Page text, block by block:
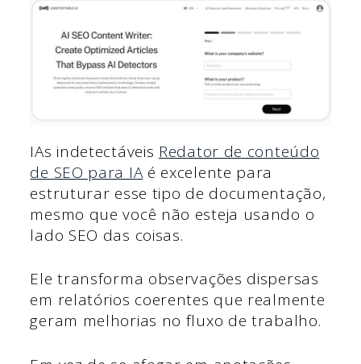
IAs indetectáveis Redator de conteúdo
de SEO para IAé excelente para
estruturar esse tipo de documentação,
mesmo que você não esteja usando o
lado SEO das coisas.
Ele transforma observações dispersas
em relatórios coerentes que realmente
geram melhorias no fluxo de trabalho.